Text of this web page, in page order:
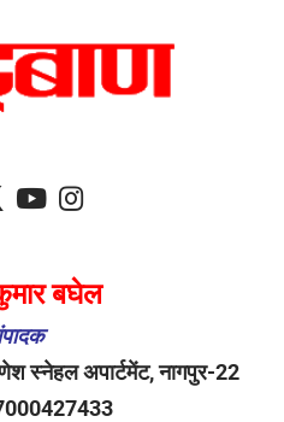
बघेल
स्नेहल अपार्टमेंट, नागपुर-22